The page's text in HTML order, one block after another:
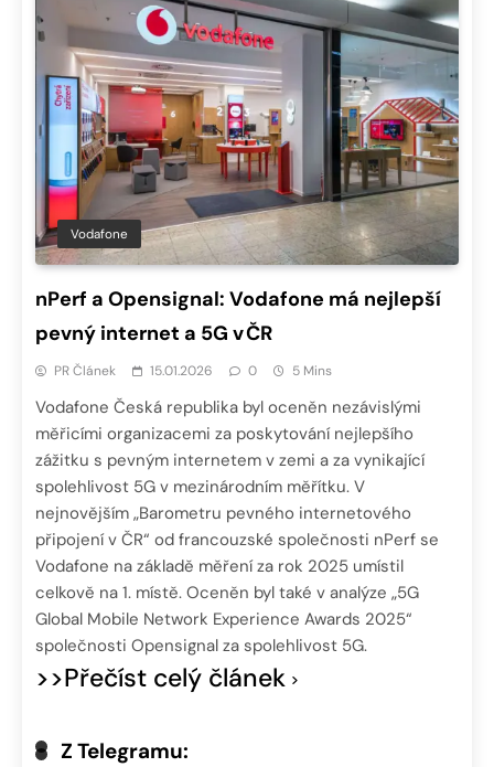
Vodafone
nPerf a Opensignal: Vodafone má nejlepší
pevný internet a 5G v ČR
PR Článek 15.01.2026 0 5 Mins
Vodafone Česká republika byl oceněn nezávislými
měřicími organizacemi za poskytování nejlepšího
zážitku s pevným internetem v zemi a za vynikající
spolehlivost 5G v mezinárodním měřítku. V
nejnovějším „Barometru pevného internetového
připojení v ČR“ od francouzské společnosti nPerf se
Vodafone na základě měření za rok 2025 umístil
celkově na 1. místě. Oceněn byl také v analýze „5G
Global Mobile Network Experience Awards 2025“
společnosti Opensignal za spolehlivost 5G.
>>Přečíst celý článek
Z Telegramu: